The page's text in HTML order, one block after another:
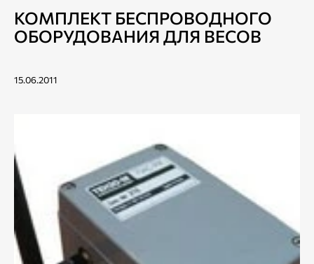
КОМПЛЕКТ БЕСПРОВОДНОГО
ОБОРУДОВАНИЯ ДЛЯ ВЕСОВ
15.06.2011